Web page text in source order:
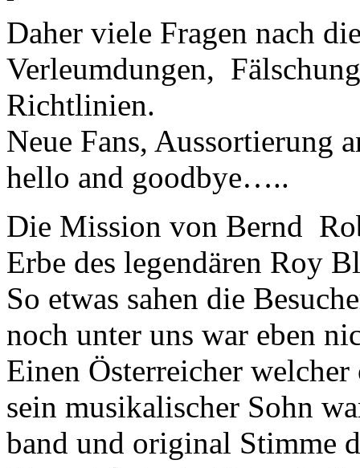
Daher viele Fragen nach
Verleumdungen,
Richtlinien.
Neue Fans, Aussortierung
hello and goodbye…..
Die Mission von Bernd
Erbe des legendären Roy
So etwas sahen die
noch unter uns war eben
Einen Österreicher
sein musikalischer Sohn
band und original Stimme